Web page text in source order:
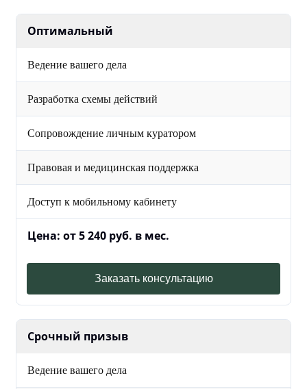
Оптимальный
Ведение вашего дела
Разработка схемы действий
Сопровождение личным куратором
Правовая и медицинская поддержка
Доступ к мобильному кабинету
Цена: от 5 240 руб. в мес.
Заказать консультацию
Срочный призыв
Ведение вашего дела